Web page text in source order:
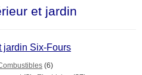
et jardin
jardin Six-Fours
(6)